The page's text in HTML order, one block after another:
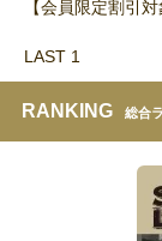
【会員限定割引対
LAST 1
RANKING 総合